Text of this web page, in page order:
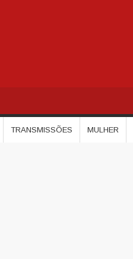
TRANSMISSÕES MULHER